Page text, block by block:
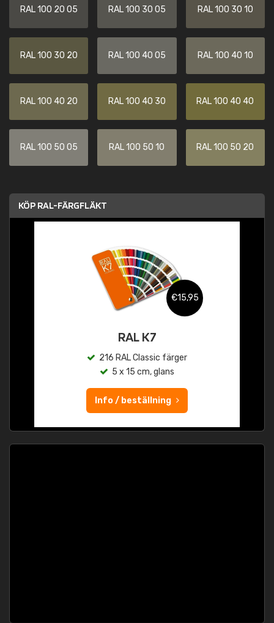
RAL 100 20 05 RAL 100 30 05 RAL 100 30 10
RAL 100 30 20 RAL 100 40 05 RAL 100 40 10
RAL 100 40 20 RAL 100 40 30 RAL 100 40 40
RAL 100 50 05 RAL 100 50 10 RAL 100 50 20
KÖP RAL-FÄRGFLÄKT
€15,95
RAL K7
216 RAL Classic färger
5 x 15 cm, glans
Info / beställning